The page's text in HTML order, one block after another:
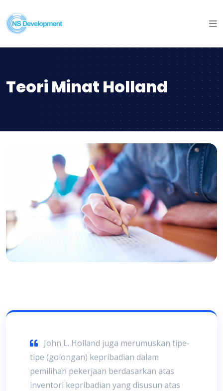
Teori Minat Holland
John L. Holland juga merumuskan tipe-
tipe (golongan) kepribadian dalam
pemilihan pekerjaan berdasarkan atas
inventori kepribadian yang disusun atas